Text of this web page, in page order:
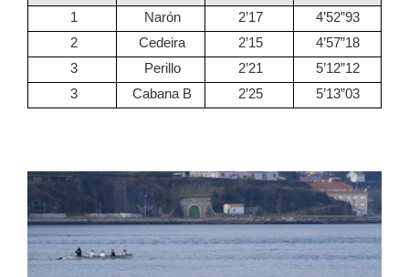
1
Narón 2’17
4’52”93
2
Cedeira 2’15
4’57”18
3
Perillo 2’21
5’12”12
3
Cabana B 2’25 5’13”03